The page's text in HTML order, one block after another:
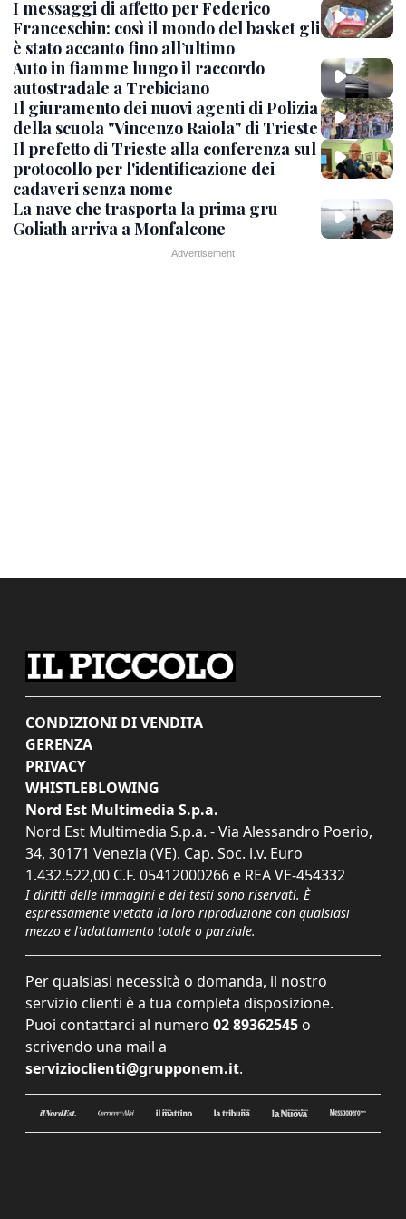
I messaggi di affetto per Federico
Franceschin: così il mondo del basket gli
è stato accanto fino all’ultimo
Auto in fiamme lungo il raccordo
autostradale a Trebiciano
Il giuramento dei nuovi agenti di Polizia
della scuola "Vincenzo Raiola" di Trieste
Il prefetto di Trieste alla conferenza sul
protocollo per l'identificazione dei
cadaveri senza nome
La nave che trasporta la prima gru
Goliath arriva a Monfalcone
CONDIZIONI DI VENDITA
GERENZA
PRIVACY
WHISTLEBLOWING
Nord Est Multimedia S.p.a.
Nord Est Multimedia S.p.a. - Via Alessandro Poerio,
34, 30171 Venezia (VE). Cap. Soc. i.v. Euro
1.432.522,00 C.F. 05412000266 e REA VE-454332
I diritti delle immagini e dei testi sono riservati. È
espressamente vietata la loro riproduzione con qualsiasi
mezzo e l'adattamento totale o parziale.
Per qualsiasi necessità o domanda, il nostro
servizio clienti è a tua completa disposizione.
Puoi contattarci al numero 02 89362545 o
scrivendo una mail a
servizioclienti@grupponem.it.